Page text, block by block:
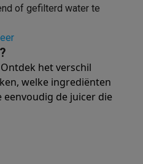
of gefilterd water te
het verschil
welke ingrediënten
de juicer die